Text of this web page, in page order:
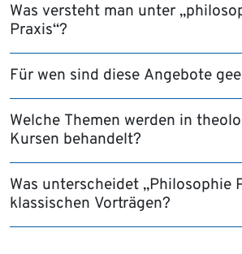
Was versteht man unter
Praxis“?
Für wen sind diese Angebote
Welche Themen werden in
Kursen behandelt?
Was unterscheidet „Philosophie
klassischen Vorträgen?